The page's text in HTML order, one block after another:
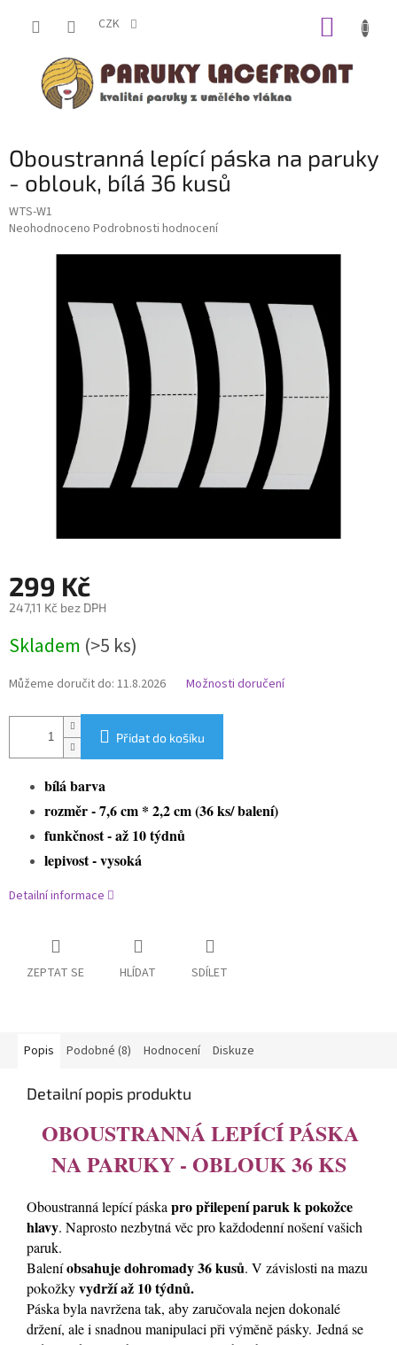
CZK
Oboustranná lepící páska na paruky
- oblouk, bílá 36 kusů
WTS-W1
Průměrné
Neohodnoceno Podrobnosti hodnocení
299 Kč
247,11 Kč bez DPH
cena:
Skladem (>5 ks)
Můžeme doručit do: 11.8.2026 Možnosti doručení
Přidat do košíku
bílá barva
rozměr - 7,6 cm * 2,2 cm (36 ks/ balení)
funkčnost - až 10 týdnů
lepivost - vysoká
Detailní informace
ZEPTAT SE HLÍDAT SDÍLET
Popis Podobné (8) Hodnocení Diskuze
Detailní popis produktu
OBOUSTRANNÁ LEPÍCÍ PÁSKA
NA PARUKY - OBLOUK 36 KS
Oboustranná lepící páska pro přilepení paruk k pokožce
hlavy. Naprosto nezbytná věc pro každodenní nošení vašich
paruk.
Baleníobsahuje dohromady 36 kusů. V závislosti na mazu
pokožkyvydrží až 10 týdnů.
Páska byla navržena tak, aby zaručovala nejen dokonalé
držení, ale i snadnou manipulaci při výměně pásky. Jedná se